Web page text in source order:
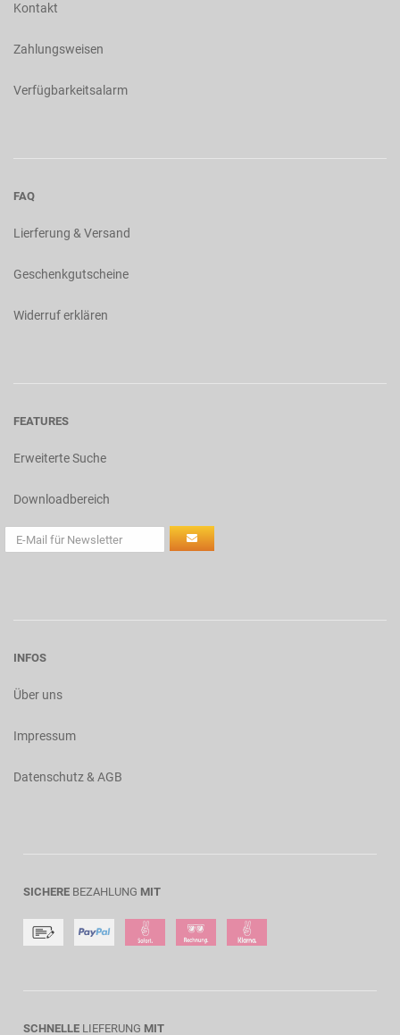
Kontakt
Zahlungsweisen
Verfügbarkeitsalarm
FAQ
Lierferung & Versand
Geschenkgutscheine
Widerruf erklären
FEATURES
Erweiterte Suche
Downloadbereich
INFOS
Über uns
Impressum
Datenschutz & AGB
SICHERE BEZAHLUNG MIT
SCHNELLE LIEFERUNG MIT